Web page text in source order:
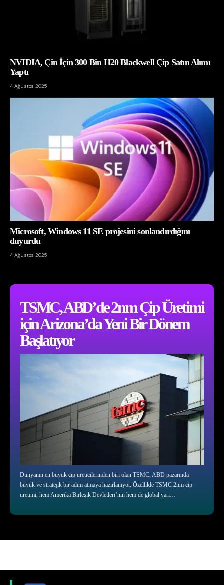
TSMC, ABD’de 2nm Çip Üretimi
için Arizona’da Yeni Bir Dönem
Başlatıyor
Dünyanın en büyük çip üreticilerinden biri olan TSMC, ABD pazarında
büyük ve stratejik bir adım atmaya hazırlanıyor. Özellikle TSMC 2nm çip
üretimi, hem Amerika Birleşik Devletleri’nin hem de global yarı…
NVIDIA, Çin İçin 300 Bin H20 Blackwell Çip Satın Alımı
Yaptı
4 Ağustos 2025
Microsoft, Windows 11 SE projesini sonlandırdığını
duyurdu
4 Ağustos 2025